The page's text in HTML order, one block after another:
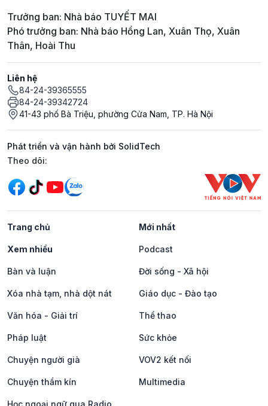
Trưởng ban: Nhà báo TUYẾT MAI
Phó trưởng ban: Nhà báo Hồng Lan, Xuân Thọ, Xuân
Thân, Hoài Thu
Liên hệ
84-24-39365555
84-24-39342724
41-43 phố Bà Triệu, phường Cửa Nam, TP. Hà Nội
Phát triển và vận hành bởi SolidTech
Mạng xã hội
Theo dõi:
Trang chủ Mới nhất
Xem nhiều Podcast
Bàn và luận Đời sống - Xã hội
Xóa nhà tạm, nhà dột nát Giáo dục - Đào tạo
Văn hóa - Giải trí Thể thao
Pháp luật Sức khỏe
Chuyện người già VOV2 kết nối
Chuyện thầm kín Multimedia
Học ngoại ngữ qua Radio